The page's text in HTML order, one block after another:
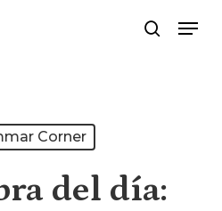
search
Menu
Corner
del día: